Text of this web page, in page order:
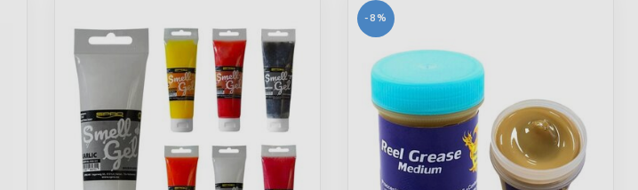
-8%